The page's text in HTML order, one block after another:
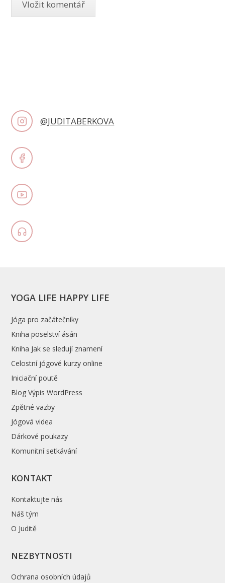
@JUDITABERKOVA
YOGA LIFE HAPPY LIFE
Jóga pro začátečníky
Kniha poselství ásán
Kniha Jak se sledují znamení
Celostní jógové kurzy online
Iniciační poutě
Blog Výpis WordPress
Zpětné vazby
Jógová videa
Dárkové poukazy
Komunitní setkávání
KONTAKT
Kontaktujte nás
Náš tým
O Juditě
NEZBYTNOSTI
Ochrana osobních údajů